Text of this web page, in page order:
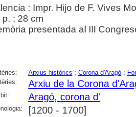
: Impr. Hijo de F. Vives
p. ; 28 cm
presentada al III
Arxius històrics ; Corona d'Aragó;
Arxiu de la Corona
Aragó, corona d'
[1200 - 1700]